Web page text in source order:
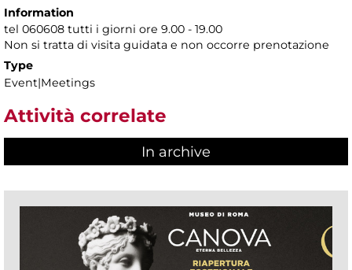
Information
tel 060608 tutti i giorni ore 9.00 - 19.00
Non si tratta di visita guidata e non occorre prenotazione
Type
Event|Meetings
Attività correlate
In archive